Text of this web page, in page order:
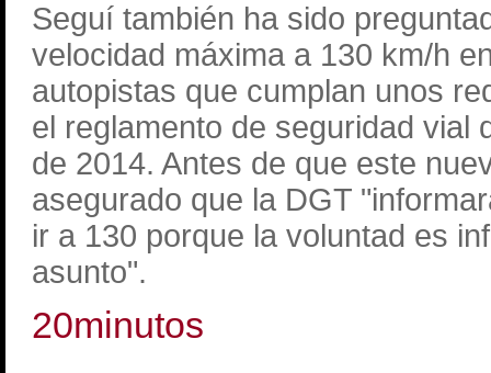
Seguí también ha sido
velocidad máxima a 130 km/h
autopistas que cumplan unos
el reglamento de seguridad vial
de 2014. Antes de que este
asegurado que la DGT
ir a 130 porque la voluntad es
asunto".
20minutos